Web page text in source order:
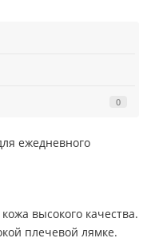
0
ежедневного
высокого качества.
плечевой лямке.